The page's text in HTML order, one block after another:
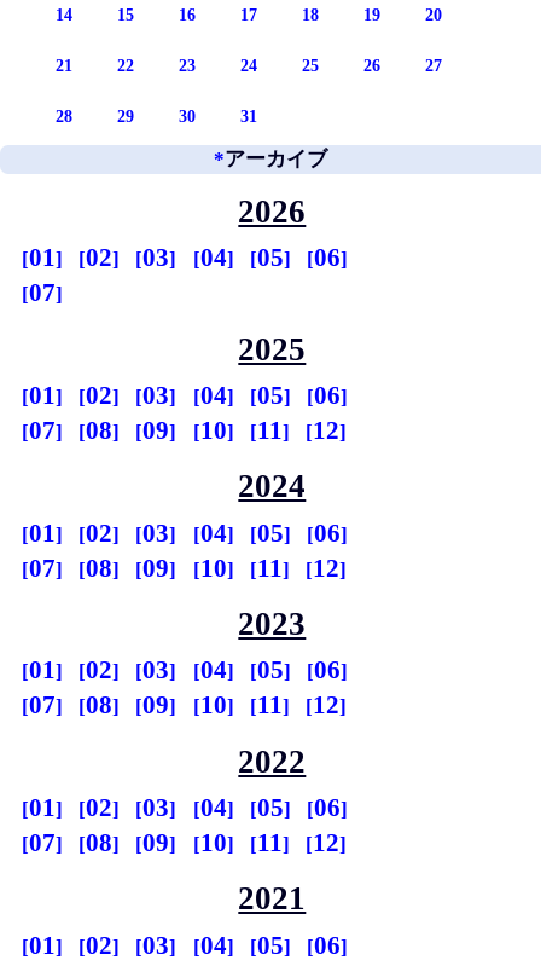
14 15 16 17 18 19 20
21 22 23 24 25 26 27
28 29 30 31
*アーカイブ
2026
01 02 03 04 05
06
07
2025
01 02 03 04 05
06
07
08 09 10 11 12
2024
01 02 03 04 05
06
07
08 09 10 11 12
2023
01 02 03 04 05
06
07
08 09 10 11 12
2022
01 02 03 04 05
06
07
08 09 10 11 12
2021
01 02 03 04 05 06